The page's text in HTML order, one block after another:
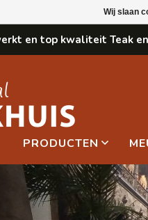
en top kwaliteit Teak
PRODUCTEN
Wij slaan